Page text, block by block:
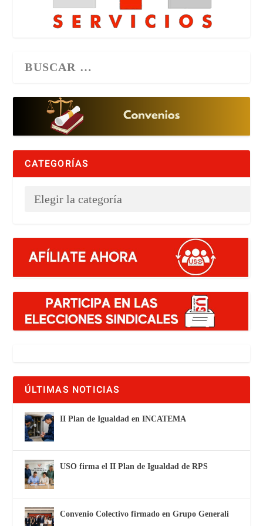
CATEGORÍAS
ÚLTIMAS NOTICIAS
II Plan de Igualdad en INCATEMA
USO firma el II Plan de Igualdad de RPS
Convenio Colectivo firmado en Grupo Generali